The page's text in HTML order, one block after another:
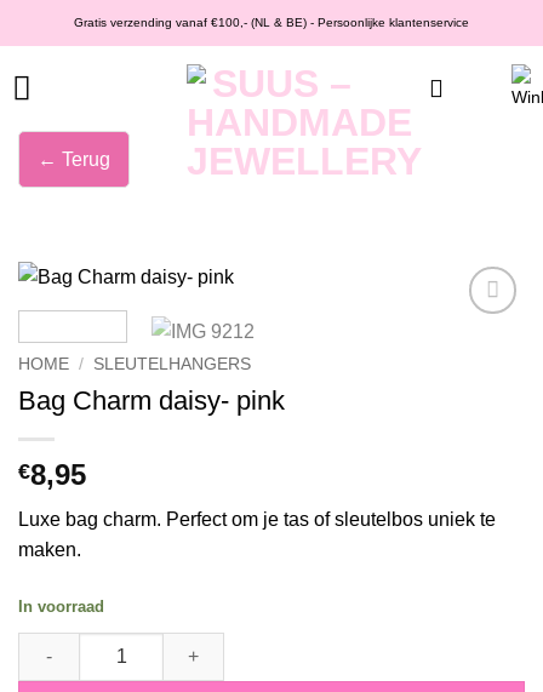
naar
inhoud
Gratis verzending vanaf €100,- (NL & BE) - Persoonlijke klantenservice
← Terug
HOME / SLEUTELHANGERS
Bag Charm daisy- pink
€8,95
Luxe bag charm. Perfect om je tas of sleutelbos uniek te
maken.
In voorraad